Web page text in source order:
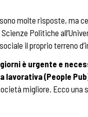
molte risposte, ma
Politiche
il proprio terreno
è urgente e
lavorativa (People
migliore. Ecco